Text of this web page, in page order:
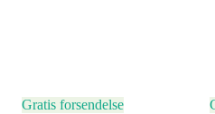
Gratis forsendelse